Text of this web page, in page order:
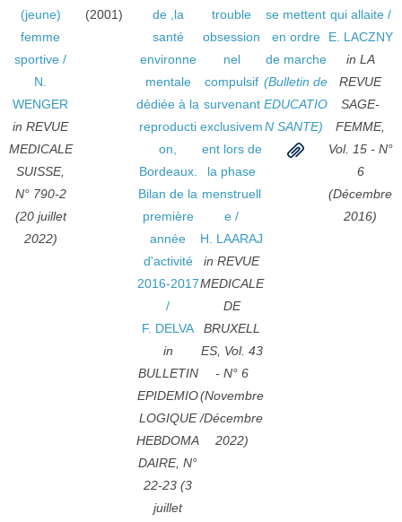
(jeune)
femme
sportive /
N.
WENGER
in REVUE
MEDICALE
SUISSE,
N° 790-2
(20 juillet
2022)
(2001)
de ,la
santé
environne
mentale
dédiée à la
reproducti
on,
Bordeaux.
Bilan de la
première
année
d'activité
2016-2017
/
F. DELVA
in
BULLETIN
EPIDEMIO
LOGIQUE
HEBDOMA
DAIRE, N°
22-23 (3
juillet
trouble
obsession
nel
compulsif
survenant
exclusivem
ent lors de
la phase
menstruell
e /
H. LAARAJ
in REVUE
MEDICALE
DE
BRUXELL
ES, Vol. 43
- N° 6
(Novembre
/Décembre
2022)
se mettent
en ordre
de marche
(Bulletin de
EDUCATIO
N SANTE)
qui allaite/
E. LACZNY
in LA
REVUE
SAGE-
FEMME,
Vol. 15 - N°
6
(Décembre
2016)